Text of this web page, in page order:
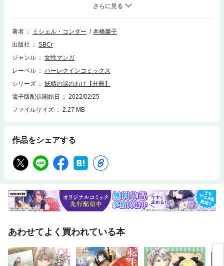
族の恥さらしと言われていた彼女にとって名誉挽回のチャンス。…そんな
時に限ってトラブルの連続！ 飛行機の到着時間が遅れたうえに、空港で大
富豪エイダン・ケリーと正面衝突し「ピンク頭の商売女」と罵られてしま
う。なんて傲慢な男なの！ 数時間後、カーラは彼と再会し、しかも賭けの
著者 ミシェル・コンダー
本橋馨子
出版社
SBCr
ジャンル
女性マンガ
レーベル
ハーレクインコミックス
シリーズ
妖精の涙のわけ【分冊】
電子版配信開始日
2022/02/25
ファイルサイズ
2.27 MB
作品をシェアする
あわせてよく買われている本